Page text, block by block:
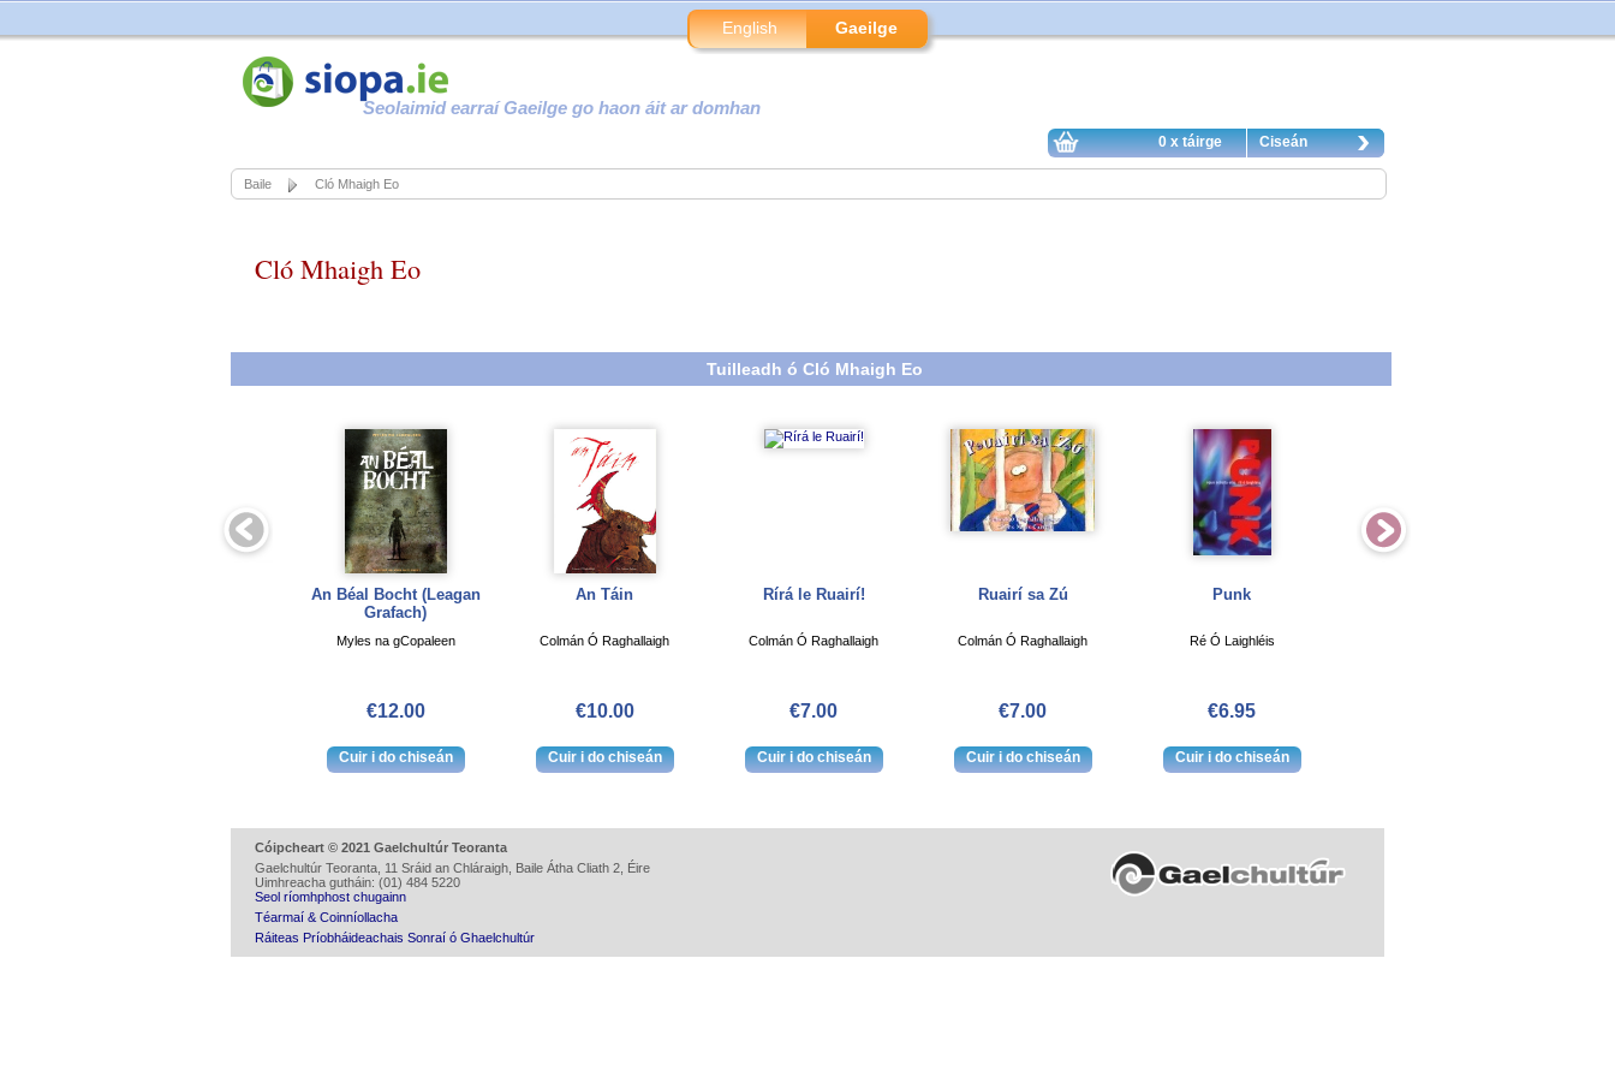
English Gaeilge
Seolaimid earraí Gaeilge go haon áit ar domhan
0 x táirge Ciseán
Baile Cló Mhaigh Eo
Cló Mhaigh Eo
Tuilleadh ó Cló Mhaigh Eo
An Béal Bocht (Leagan
Grafach)
Myles na gCopaleen
€12.00
An Táin
Colmán Ó Raghallaigh
€10.00
Rírá le Ruairí!
Colmán Ó Raghallaigh
€7.00
Ruairí sa Zú
Colmán Ó Raghallaigh
€7.00
Punk
Ré Ó Laighléis
€6.95
Cóipcheart © 2021 Gaelchultúr Teoranta
Gaelchultúr Teoranta, 11 Sráid an Chláraigh, Baile Átha Cliath 2, Éire
Uimhreacha gutháin: (01) 484 5220
Seol ríomhphost chugainn
Téarmaí & Coinníollacha
Ráiteas Príobháideachais Sonraí ó Ghaelchultúr